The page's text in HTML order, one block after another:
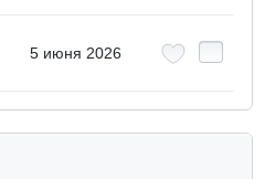
5 июня 2026